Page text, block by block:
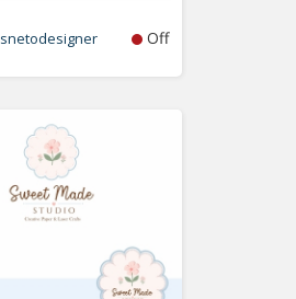
snetodesigner Off